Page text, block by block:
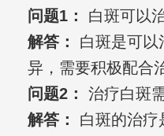
问题1：
白斑可以
解答：
白斑是可以
异，需要积极配合
问题2：
治疗白斑
解答：
白斑的治疗